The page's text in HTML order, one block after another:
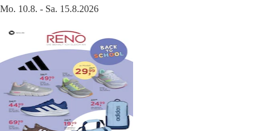
Mo. 10.8. - Sa. 15.8.2026